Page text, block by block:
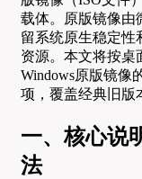
载体。原版镜像由
留系统原生稳定性
资源。本文将按桌
Windows原版镜像
项，覆盖经典旧版
一、核心说
法